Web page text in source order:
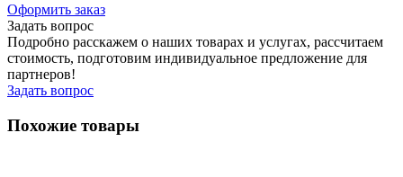
Оформить заказ
Задать вопрос
Подробно расскажем о наших товарах и услугах, рассчитаем
стоимость, подготовим индивидуальное предложение для
партнеров!
Задать вопрос
Похожие товары